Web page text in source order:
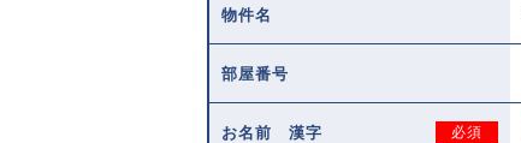
物件名
部屋番号
お名前 漢字 必須